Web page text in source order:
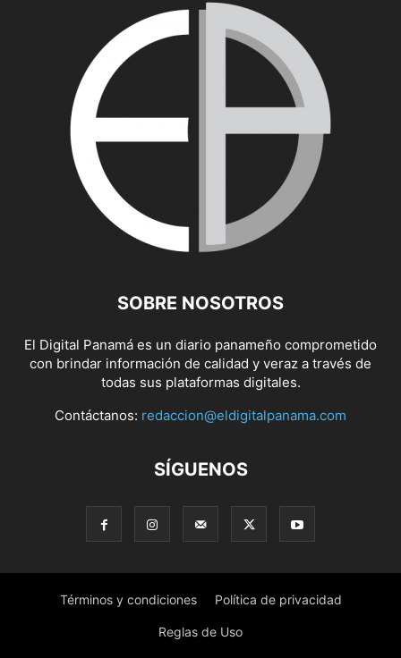
SOBRE NOSOTROS
El Digital Panamá es un diario panameño comprometido
con brindar información de calidad y veraz a través de
todas sus plataformas digitales.
Contáctanos: redaccion@eldigitalpanama.com
SÍGUENOS
Términos y condiciones Política de privacidad
Reglas de Uso